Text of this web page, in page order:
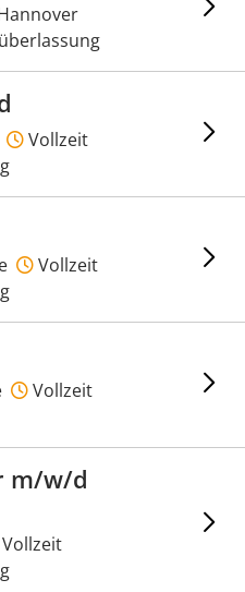
Vollzeit
Vollzeit
Vollzeit
m/w/d
Vollzeit